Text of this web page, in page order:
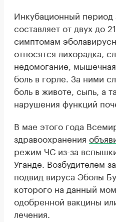
Инкубационный период
составляет от двух до
симптомам
относятся лихорадка,
недомогание,
боль в горле. За ними
боль в животе, сыпь, а
нарушения функций
В мае этого года
здравоохранения
режим ЧС из-за
Уганде. Возбудителем
подвид вируса Эболы
которого на данный
одобренной вакцины
лечения.